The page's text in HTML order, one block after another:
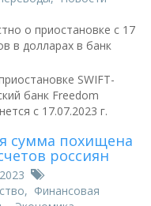
о приостановке с 17
в долларах в банк
SWIFT-
банк Freedom
с 17.07.2023 г.
сумма похищена
россиян
, Финансовая